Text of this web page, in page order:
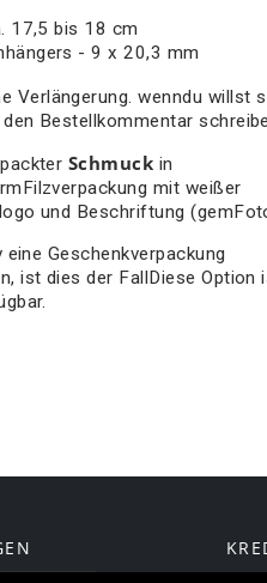
17,5 bis 18 cm
- 9 x 20,3 mm
Verlängerung. wenndu willst
Bestellkommentar
Schmuck in
mit weißer
und Beschriftung
Geschenkverpackung
ist dies der FallDiese Option